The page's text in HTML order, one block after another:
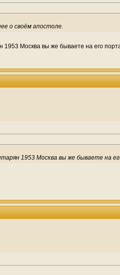
о своём апостоле.
Москва вы же бываете на его
1953 Москва вы же бываете на